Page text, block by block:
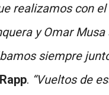
realizamos con
y Omar
siempre
Rapp. “Vueltos de